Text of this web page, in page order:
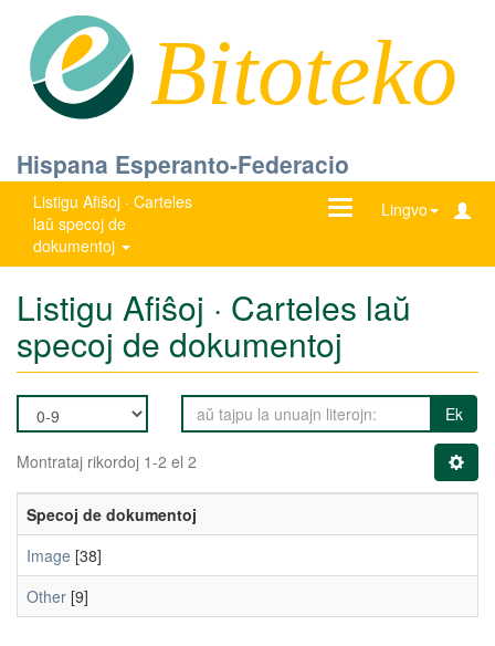
Bitoteko
Hispana Esperanto-Federacio
Listigu Afiŝoj · Carteles
laŭ specoj de
dokumentoj
Lingvo
Ŝanĝu
Listigu Afiŝoj · Carteles laŭ
specoj de dokumentoj
Ek
Montrataj rikordoj 1-2 el 2
Specoj de dokumentoj
Image [38]
Other [9]